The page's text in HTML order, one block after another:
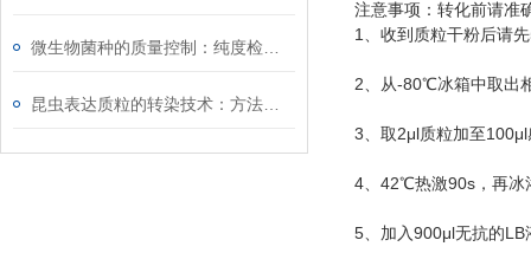
注意事项：转化前请准
1 、收到质粒干粉后请先
2、从-80℃冰箱中取出
3、取 2μl质粒加至 100μl
4、 42℃热激90s ，再冰
5、加入900μl无抗的LB